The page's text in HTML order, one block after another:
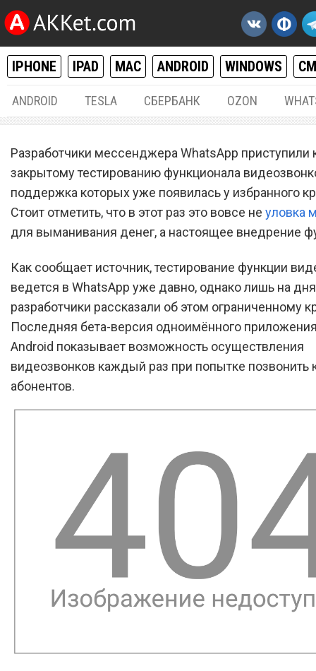
IPHONE IPAD MAC ANDROID WINDOWS
ANDROID TESLA СБЕРБАНК OZON
В WhatsApp начали
функцию видеозвонков
Разработчики мессенджера WhatsApp приступили
закрытому тестированию функционала
поддержка которых уже появилась у избранного
Стоит отметить, что в этот раз это вовсе не уловка
для выманивания денег, а настоящее внедрение
Как сообщает источник, тестирование функции
ведется в WhatsApp уже давно, однако лишь на
разработчики рассказали об этом ограниченному
Последняя бета-версия одноимённого
Android показывает возможность осуществления
видеозвонков каждый раз при попытке позвонить
абонентов.